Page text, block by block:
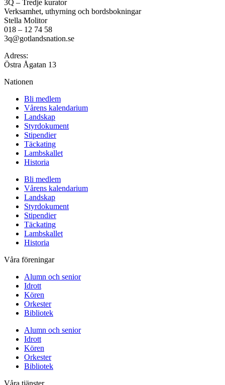
3Q – Tredje kurator
Verksamhet, uthyrning och bordsbokningar
Stella Molitor
018 – 12 74 58
3q@gotlandsnation.se
Adress:
Östra Ågatan 13
Nationen
Bli medlem
Vårens kalendarium
Landskap
Styrdokument
Stipendier
Täckating
Lambskallet
Historia
Bli medlem
Vårens kalendarium
Landskap
Styrdokument
Stipendier
Täckating
Lambskallet
Historia
Våra föreningar
Alumn och senior
Idrott
Kören
Orkester
Bibliotek
Alumn och senior
Idrott
Kören
Orkester
Bibliotek